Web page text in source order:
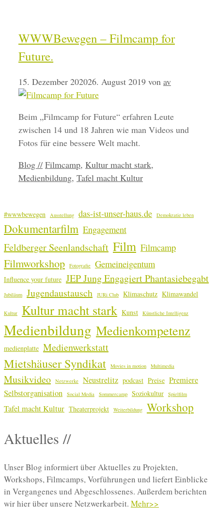
WWWBewegen – Filmcamp for
Future.
15. Dezember 202026. August 2019 von av
Beim „Filmcamp for Future“ erfahren Leute
zwischen 14 und 18 Jahren wie man Videos und
Fotos für eine bessere Welt macht.
Kategorien
Blog // Schlagwörter
Filmcamp, Kultur macht stark,
Medienbildung, Tafel macht Kultur
#wwwbewegen Ausstellung das-ist-unser-haus.de Demokratie leben
Dokumentarfilm Engagement
Feldberger Seenlandschaft Film Filmcamp
Filmworkshop Fotografie Gemeineigentum
Influence your future JEP Jung Engagiert Phantasiebegabt
Jubiläum Jugendaustausch JURi Club Klimaschutz Klimawandel
Kultur Kultur macht stark Kunst Künstliche Intelligenz
Medienbildung Medienkompetenz
medienplatte Medienwerkstatt
Mietshäuser Syndikat Movies in motion Multimedia
Musikvideo Netzwerke Neustrelitz podcast Preise Premiere
Selbstorganisation
Social Media Sommercamp Soziokultur Spielfilm
Tafel macht Kultur Theaterprojekt Weiterbildung Workshop
Aktuelles //
Unser Blog informiert über Aktuelles zu Projekten,
Workshops, Filmcamps, Vorführungen und liefert Einblicke
in Vergangenes und Abgeschlossenes. Außerdem berichten
wir hier über unsere Netzwerkarbeit. Mehr>>